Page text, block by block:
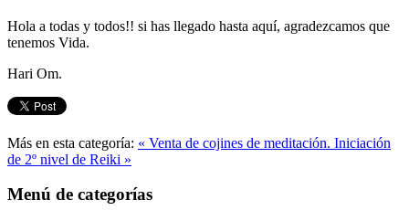
Hola a todas y todos!! si has llegado hasta aquí, agradezcamos que
tenemos Vida.
Hari Om.
Más en esta categoría: « Venta de cojines de meditación. Iniciación
de 2º nivel de Reiki »
Menú de categorías